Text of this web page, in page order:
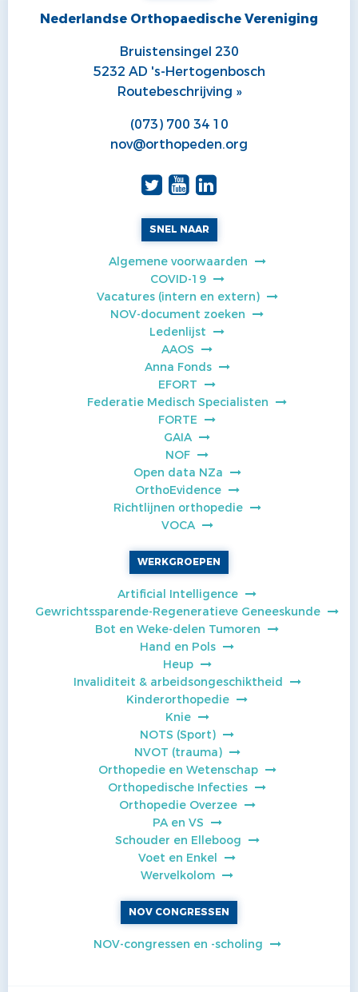
Nederlandse Orthopaedische Vereniging
Bruistensingel 230
5232 AD 's-Hertogenbosch
Routebeschrijving »
(073) 700 34 10
nov@orthopeden.org
SNEL NAAR
Algemene voorwaarden
COVID-19
Vacatures (intern en extern)
NOV-document zoeken
Ledenlijst
AAOS
Anna Fonds
EFORT
Federatie Medisch Specialisten
FORTE
GAIA
NOF
Open data NZa
OrthoEvidence
Richtlijnen orthopedie
VOCA
WERKGROEPEN
Artificial Intelligence
Gewrichtssparende-Regeneratieve Geneeskunde
Bot en Weke-delen Tumoren
Hand en Pols
Heup
Invaliditeit & arbeidsongeschiktheid
Kinderorthopedie
Knie
NOTS (Sport)
NVOT (trauma)
Orthopedie en Wetenschap
Orthopedische Infecties
Orthopedie Overzee
PA en VS
Schouder en Elleboog
Voet en Enkel
Wervelkolom
NOV CONGRESSEN
NOV-congressen en -scholing